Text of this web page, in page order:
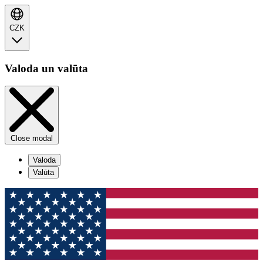
CZK
Valoda un valūta
Close modal
Valoda
Valūta